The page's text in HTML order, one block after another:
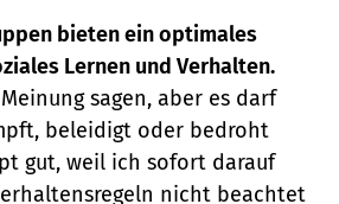
bieten ein optimales
Lernen und Verhalten.
sagen, aber es darf
beleidigt oder bedroht
gut, weil ich sofort darauf
nicht beachtet